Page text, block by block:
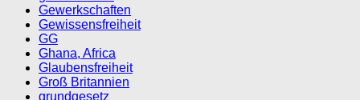
Gewerkschaften
Gewissensfreiheit
GG
Ghana, Africa
Glaubensfreiheit
Groß Britannien
grundgesetz